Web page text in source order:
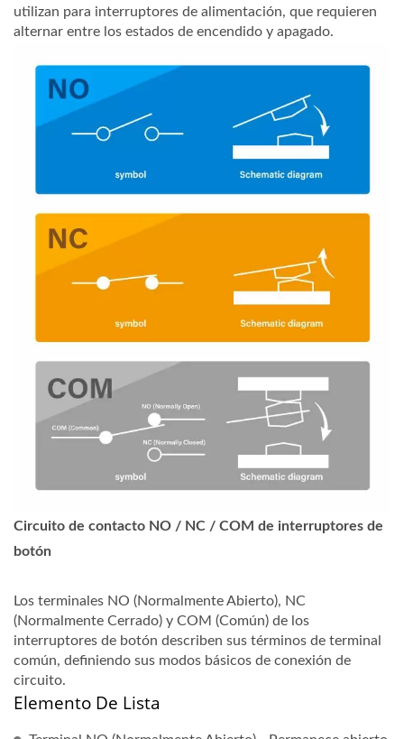
utilizan para interruptores de alimentación, que requieren
alternar entre los estados de encendido y apagado.
Circuito de contacto NO / NC / COM de interruptores de
botón
Los terminales NO (Normalmente Abierto), NC
(Normalmente Cerrado) y COM (Común) de los
interruptores de botón describen sus términos de terminal
común, definiendo sus modos básicos de conexión de
circuito.
Elemento De Lista